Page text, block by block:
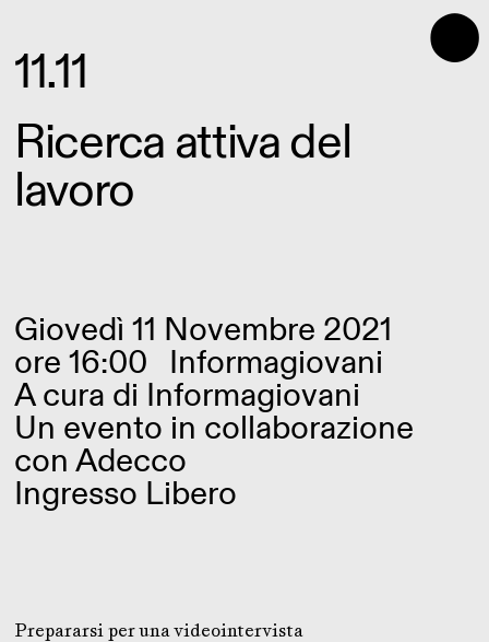
⬤
11.11
Ricerca attiva del
lavoro
Giovedì 11 Novembre 2021
ore 16:00 Informagiovani
A cura di Informagiovani
Un evento in collaborazione
con Adecco
Ingresso Libero
Prepararsi per una videointervista